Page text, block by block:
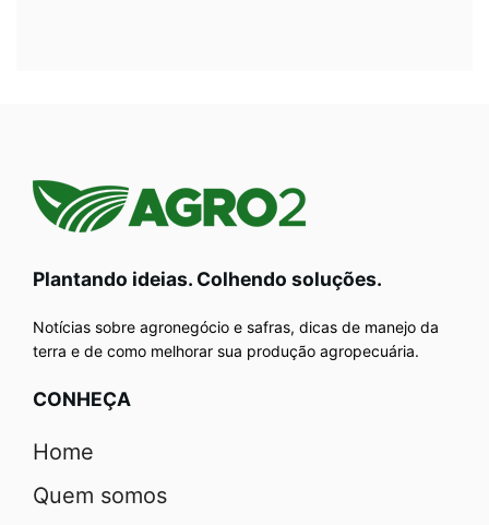
Plantando ideias. Colhendo soluções.
Notícias sobre agronegócio e safras, dicas de manejo da
terra e de como melhorar sua produção agropecuária.
CONHEÇA
Home
Quem somos